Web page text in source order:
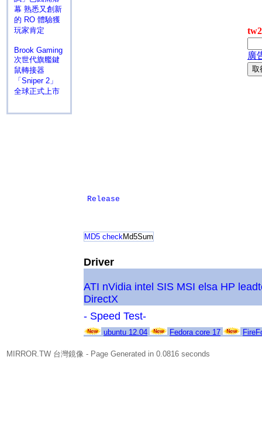
幕 熟悉又創新
的 RO 體驗獲
玩家肯定
Brook Gaming
次世代旗艦鍵
鼠轉接器
「Sniper 2」
全球正式上市
Release
MD5 checkMd5Sum
Driver
ATI nVidia intel SIS MSI elsa HP
DirectX
- Speed Test-
ubuntu 12.04 Fedora core 17
MIRROR.TW 台灣鏡像 - Page Generated in 0.0816 seconds